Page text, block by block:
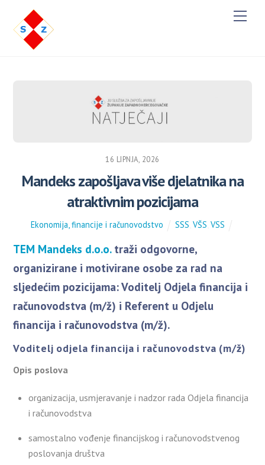
16 LIPNJA, 2026
Mandeks zapošljava više djelatnika na
atraktivnim pozicijama
Ekonomija, financije i računovodstvo SSS VŠS VSS
TEM Mandeks d.o.o.traži odgovorne,
organizirane i motivirane osobe za rad na
sljedećim pozicijama: Voditelj Odjela financija i
računovodstva (m/ž) i Referent u Odjelu
financija i računovodstva (m/ž).
Voditelj odjela financija i računovodstva (m/ž)
Opis poslova
organizacija, usmjeravanje i nadzor rada Odjela financija
i računovodstva
samostalno vođenje financijskog i računovodstvenog
poslovanja društva